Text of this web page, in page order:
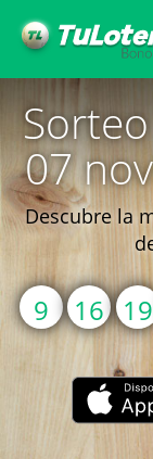
07
Descubre la
9 16 19